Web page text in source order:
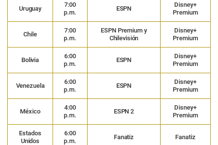
Uruguay
7:00
p.m.
ESPN
Disney+
Premium
Chile
7:00
p.m.
ESPN Premium y
Chilevisión
Disney+
Premium
Bolivia
6:00
p.m.
ESPN
Disney+
Premium
Venezuela
6:00
p.m.
ESPN
Disney+
Premium
México
4:00
p.m.
ESPN 2
Disney+
Premium
Estados
Unidos
6:00
p.m.
Fanatiz Fanatiz